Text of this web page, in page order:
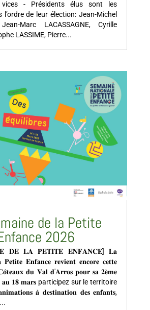
vices - Présidents élus sont les
de leur élection: Jean-Michel
Jean-Marc LACASSAGNE, Cyrille
LASSIME, Pierre...
de la Petite
2026
𝐃𝐄 𝐋𝐀 𝐏𝐄𝐓𝐈𝐓𝐄 𝐄𝐍𝐅𝐀𝐍𝐂𝐄] 𝐋𝐚
𝐄𝐧𝐟𝐚𝐧𝐜𝐞 𝐫𝐞𝐯𝐢𝐞𝐧𝐭 𝐞𝐧𝐜𝐨𝐫𝐞 𝐜𝐞𝐭𝐭𝐞
𝐝𝐮 𝐕𝐚𝐥 𝐝'𝐀𝐫𝐫𝐨𝐬 𝐩𝐨𝐮𝐫 𝐬𝐚 𝟐𝐞̀𝐦𝐞
𝐚𝐮 𝟏𝟖 𝐦𝐚𝐫𝐬 participez sur le territoire
𝐚̀ 𝐝𝐞𝐬𝐭𝐢𝐧𝐚𝐭𝐢𝐨𝐧 𝐝𝐞𝐬 𝐞𝐧𝐟𝐚𝐧𝐭𝐬,